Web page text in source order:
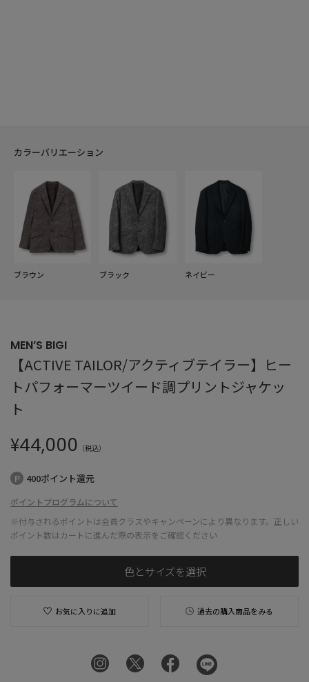
カラーバリエーション
ブラウン ブラック ネイビー
MEN’S BIGI
【ACTIVE TAILOR/アクティブテイラー】ヒー
トパフォーマーツイード調プリントジャケッ
ト
¥44,000 （税込）
400ポイント還元
ポイントプログラムについて
※付与されるポイントは会員クラスやキャンペーンにより異なります。正しい
ポイント数はカートに進んだ際の表示をご確認ください
色とサイズを選択
お気に入りに追加 過去の購入商品をみる